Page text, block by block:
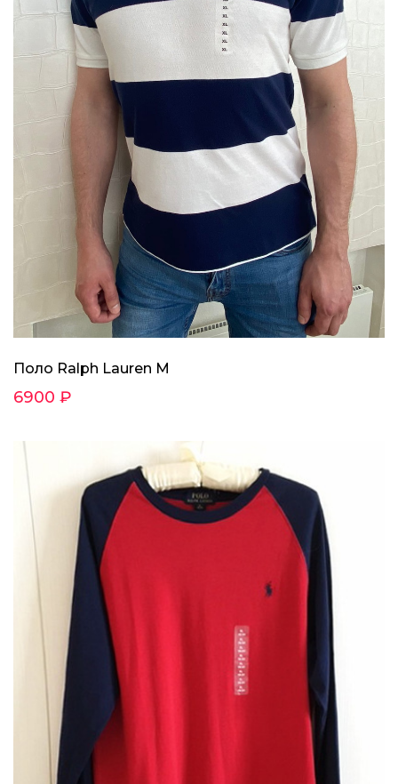
Поло Ralph Lauren M
6900 ₽